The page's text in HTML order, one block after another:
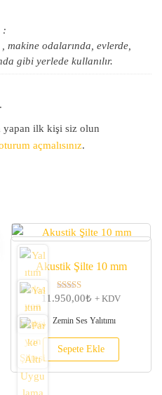
:
makine odalarında, evlerde,
gibi yerlede kullanılır.
yapan ilk kişi siz olun
açmalısınız.
Akustik Şilte 10 mm
5 üzerinden
oy aldı
11.950,00₺ + KDV
Zemin Ses Yalıtımı
Sepete Ekle